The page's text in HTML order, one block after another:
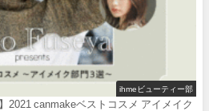
ihmeビューティー部
2021 canmakeベストコスメ アイメイク